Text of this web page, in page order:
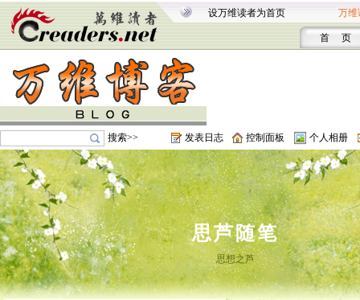
设万维读者为首页 万维
首 页
搜索>> 发表日志 控制面板 个人相册
思芦随笔
思想之芦